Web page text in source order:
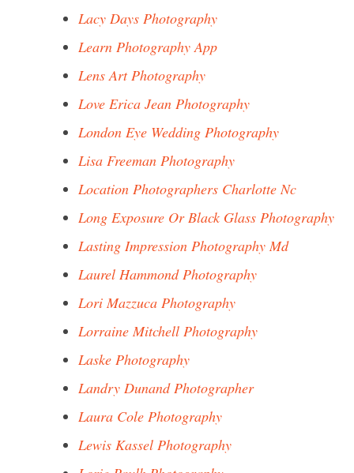
Lacy Days Photography
Learn Photography App
Lens Art Photography
Love Erica Jean Photography
London Eye Wedding Photography
Lisa Freeman Photography
Location Photographers Charlotte Nc
Long Exposure Or Black Glass Photography
Lasting Impression Photography Md
Laurel Hammond Photography
Lori Mazzuca Photography
Lorraine Mitchell Photography
Laske Photography
Landry Dunand Photographer
Laura Cole Photography
Lewis Kassel Photography